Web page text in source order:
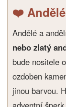
❤️
Andělé a
nebo zlatý
bude nositele
ozdoben
jinou barvou.